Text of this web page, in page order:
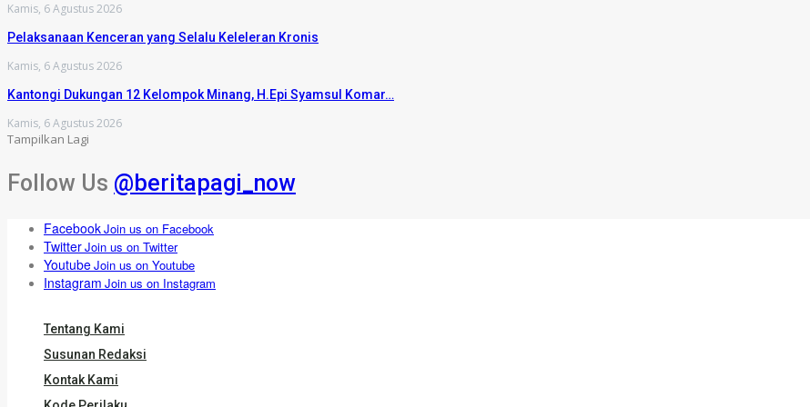
Kamis, 6 Agustus 2026
Pelaksanaan Kenceran yang Selalu Keleleran Kronis
Kamis, 6 Agustus 2026
Kantongi Dukungan 12 Kelompok Minang, H.Epi Syamsul Komar…
Kamis, 6 Agustus 2026
Tampilkan Lagi
Follow Us @beritapagi_now
FacebookJoin us on Facebook
TwitterJoin us on Twitter
YoutubeJoin us on Youtube
Instagram Join us on Instagram
Tentang Kami
Susunan Redaksi
Kontak Kami